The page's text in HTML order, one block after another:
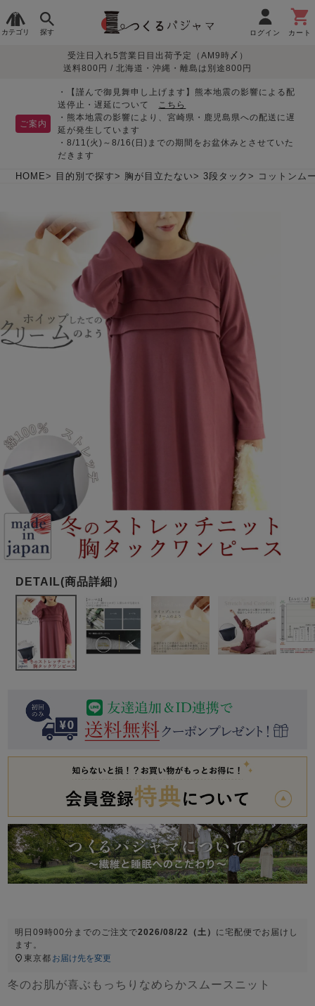
カテゴリ 探す ログイン カート
レディースパジャマ
夏
メンズパジャマ
春 夏 秋 冬
ガールズパジャマ
春 夏 秋 冬
ボーイズパジャマ
生地で
さがす
オーガニック素材 サテン織り
起毛/フランネル
柄物
売れ筋ランキング
すべての生地一覧はこちら
目的別で
さがす
敏感肌用
パジャマ
入院・介護
胸が目立たない
そろえたい
眠れる作務衣特集
ルームウェア
インナーウェア カタログギフト
売れ筋ランキング
- Item Ranking -
- New Arrival -
目的別でさがす一覧はこちら
デザインで
さがす
ィース
パジャマ
かぶり
胸がすけない
羽織・バスロ
上着単品
ズボン単品
すべてのメン
ズ
パジャマ
長袖 半袖 七分袖
前開き スリーパー
作務衣
羽織・バスロ
ーブ
上着単品
ズボン単品
すべてのキッ
パジャマ
夏パジャマ特集 つくるパジャマとは
お支払い・送料・配送
返品・交換について よくあるご質問
安心の日本製
SDGsの取り組み
受注日入れ5営業日目出荷予定（AM9時〆）
送料800円 / 北海道・沖縄・離島は別途800円
ご案内
・【謹んで御見舞申し上げます】熊本地震の影響による配
送停止・遅延について こちら
・熊本地震の影響により、宮崎県・鹿児島県への配送に遅
延が発生しています
・8/11(火)～8/16(日)までの期間をお盆休みとさせていた
だきます
HOME 目的別で探す 胸が目立たない 3段タック コットンム
明日09時00分 までのご注文で2026/08/22（土） に宅配便 でお届けし
ます。
東京都 お届け先を変更
冬のお肌が喜ぶもっちりなめらかスムースニット